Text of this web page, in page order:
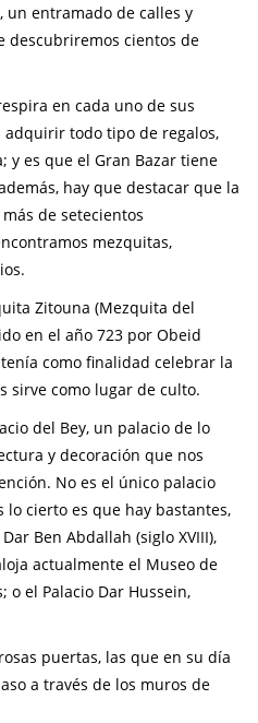
un entramado de calles y
descubriremos cientos de
en cada uno de sus
todo tipo de regalos,
y es que el Gran Bazar tiene
hay que destacar que la
de setecientos
mezquitas,
Zitouna (Mezquita del
en el año 723 por Obeid
como finalidad celebrar la
sirve como lugar de culto.
del Bey, un palacio de lo
y decoración que nos
No es el único palacio
cierto es que hay bastantes,
Ben Abdallah (siglo XVIII),
actualmente el Museo de
o el Palacio Dar Hussein,
puertas, las que en su día
a través de los muros de